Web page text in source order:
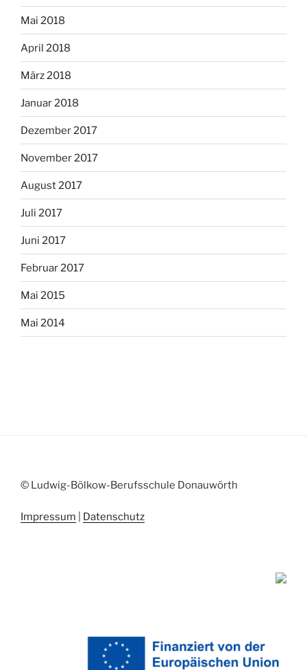
Mai 2018
April 2018
März 2018
Januar 2018
Dezember 2017
November 2017
August 2017
Juli 2017
Juni 2017
Februar 2017
Mai 2015
Mai 2014
© Ludwig-Bölkow-Berufsschule Donauwörth
Impressum Datenschutz